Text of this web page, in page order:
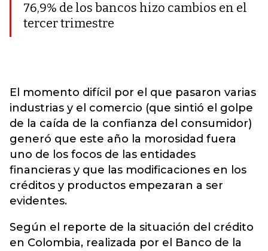
76,9% de los bancos hizo cambios en el
tercer trimestre
El momento difícil por el que pasaron varias
industrias y el comercio (que sintió el golpe
de la caída de la confianza del consumidor)
generó que este año la morosidad fuera
uno de los focos de las entidades
financieras y que las modificaciones en los
créditos y productos empezaran a ser
evidentes.
Según el reporte de la situación del crédito
en Colombia, realizada por el Banco de la